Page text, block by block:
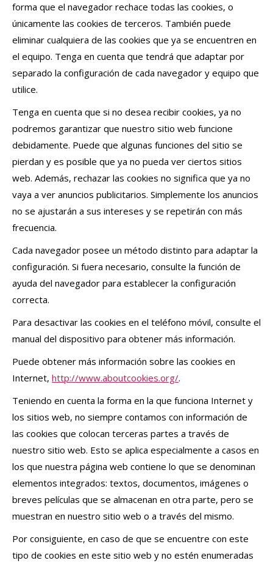
forma que el navegador rechace todas las cookies, o
únicamente las cookies de terceros. También puede
eliminar cualquiera de las cookies que ya se encuentren en
el equipo. Tenga en cuenta que tendrá que adaptar por
separado la configuración de cada navegador y equipo que
utilice.
Tenga en cuenta que si no desea recibir cookies, ya no
podremos garantizar que nuestro sitio web funcione
debidamente. Puede que algunas funciones del sitio se
pierdan y es posible que ya no pueda ver ciertos sitios
web. Además, rechazar las cookies no significa que ya no
vaya a ver anuncios publicitarios. Simplemente los anuncios
no se ajustarán a sus intereses y se repetirán con más
frecuencia.
Cada navegador posee un método distinto para adaptar la
configuración. Si fuera necesario, consulte la función de
ayuda del navegador para establecer la configuración
correcta.
Para desactivar las cookies en el teléfono móvil, consulte el
manual del dispositivo para obtener más información.
Puede obtener más información sobre las cookies en
Internet, http://www.aboutcookies.org/.
Teniendo en cuenta la forma en la que funciona Internet y
los sitios web, no siempre contamos con información de
las cookies que colocan terceras partes a través de
nuestro sitio web. Esto se aplica especialmente a casos en
los que nuestra página web contiene lo que se denominan
elementos integrados: textos, documentos, imágenes o
breves películas que se almacenan en otra parte, pero se
muestran en nuestro sitio web o a través del mismo.
Por consiguiente, en caso de que se encuentre con este
tipo de cookies en este sitio web y no estén enumeradas